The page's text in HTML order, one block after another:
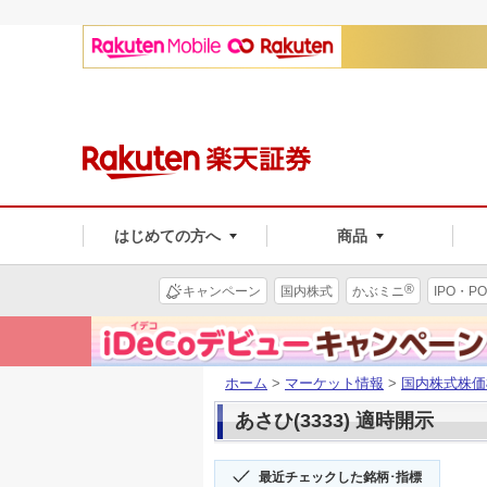
はじめての方へ 商品
キャンペーン 国内株式 かぶミニ® IPO・PO
ホーム > マーケット情報 > 国内株式株
あさひ(3333) 適時開示
最近チェックした銘柄･指標